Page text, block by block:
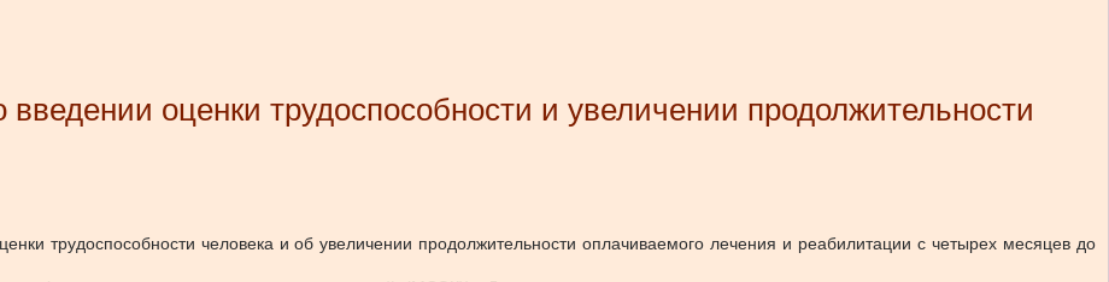
оценки трудоспособности и увеличении продолжительности
трудоспособности человека и об увеличении продолжительности оплачиваемого лечения и реабилитации с четырех месяцев до